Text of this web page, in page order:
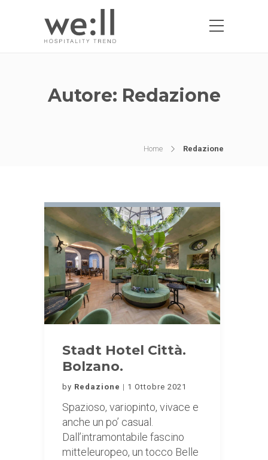
Autore: Redazione
Home Redazione
Stadt Hotel Città.
Bolzano.
by Redazione 1 Ottobre 2021
Spazioso, variopinto, vivace e
anche un po’ casual.
Dall’intramontabile fascino
mitteleuropeo, un tocco Belle